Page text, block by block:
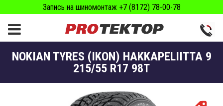
Запись на шиномонтаж +7 (8172) 78-00-78
NOKIAN TYRES (IKON) HAKKAPELIITTA 9
215/55 R17 98T